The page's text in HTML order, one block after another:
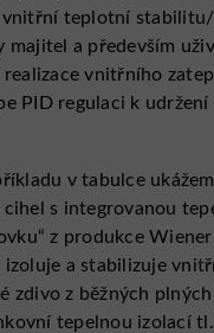
vnitřní teplotní
majitel a především
realizace vnitřního
PID regulaci k
v tabulce
s integrovanou
z produkce
izoluje a stabilizuje
zdivo z běžných
tepelnou izolací